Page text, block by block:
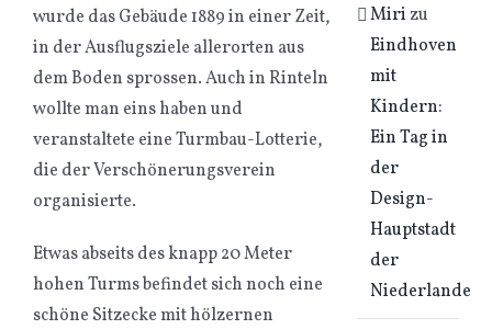
wurde das Gebäude 1889 in einer Zeit,
in der Ausflugsziele allerorten aus
dem Boden sprossen. Auch in Rinteln
wollte man eins haben und
veranstaltete eine Turmbau-Lotterie,
die der Verschönerungsverein
organisierte.
Etwas abseits des knapp 20 Meter
hohen Turms befindet sich noch eine
schöne Sitzecke mit hölzernen
Mirizu
Eindhoven
mit
Kindern:
Ein Tag in
der
Design-
Hauptstadt
der
Niederlande